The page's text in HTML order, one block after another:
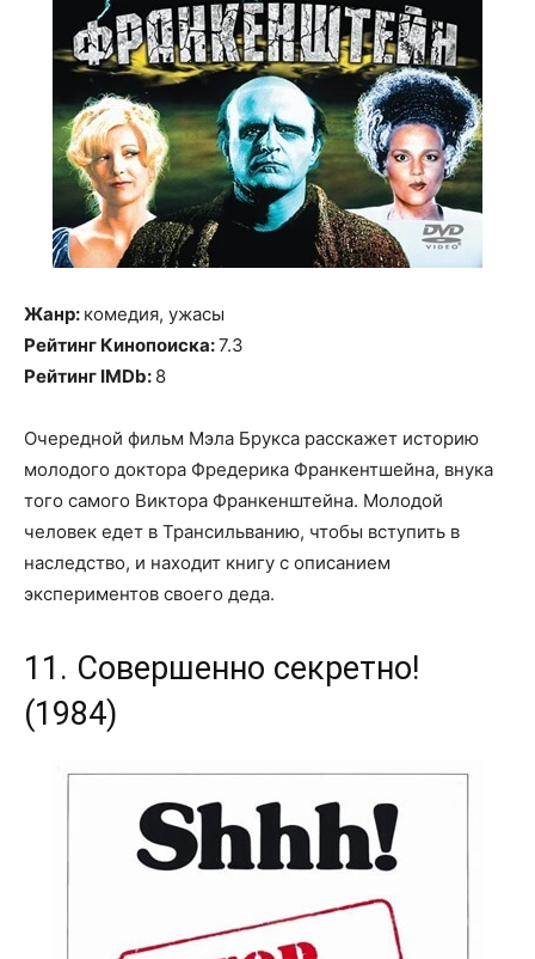
Жанр: комедия, ужасы
Рейтинг Кинопоиска:7.3
Рейтинг IMDb: 8
Очередной фильм Мэла Брукса расскажет историю
молодого доктора Фредерика Франкентшейна, внука
того самого Виктора Франкенштейна. Молодой
человек едет в Трансильванию, чтобы вступить в
наследство, и находит книгу с описанием
экспериментов своего деда.
11. Совершенно секретно!
(1984)